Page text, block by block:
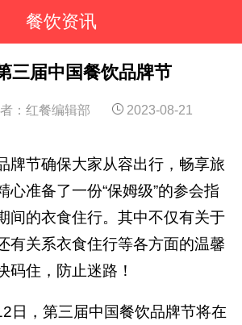
餐饮资讯
三届中国餐饮品牌节
：红餐编辑部
2023-08-21
牌节确保大家从容出行，畅享旅
心准备了一份“保姆级”的参会指
间的衣食住行。其中不仅有关于
有关系衣食住行等各方面的温馨
码住，防止迷路！
日，第三届中国餐饮品牌节将在